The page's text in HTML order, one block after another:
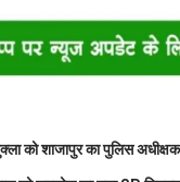
को शाजापुर का पुलिस